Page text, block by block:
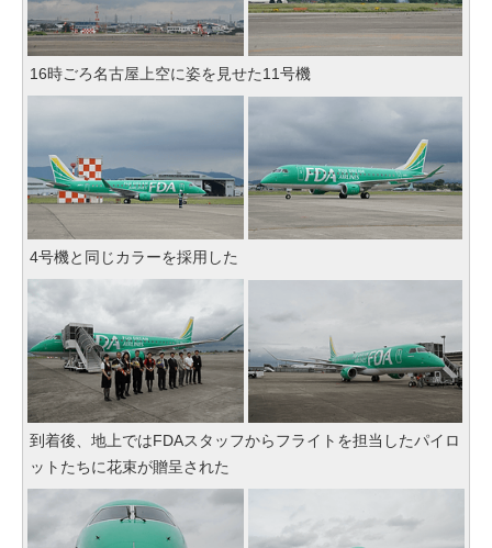
16時ごろ名古屋上空に姿を見せた11号機
4号機と同じカラーを採用した
到着後、地上ではFDAスタッフからフライトを担当したパイロ
ットたちに花束が贈呈された